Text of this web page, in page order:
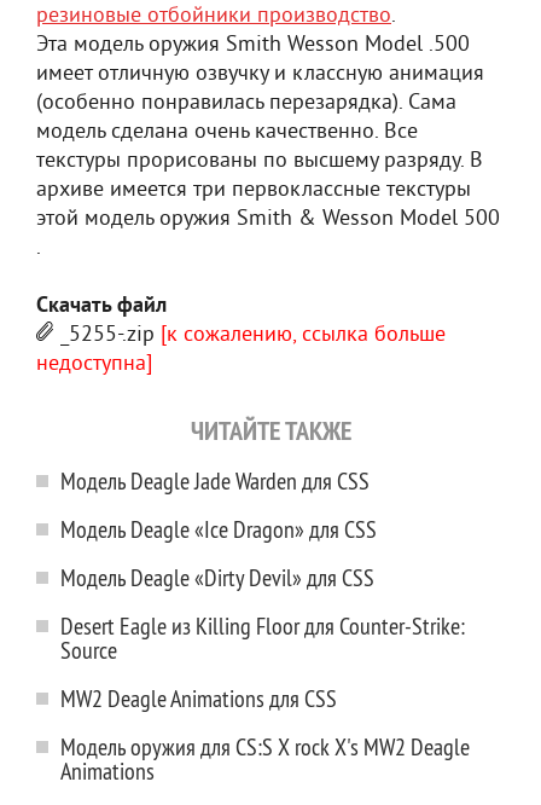
резиновые отбойники производство.
Эта модель оружия Smith Wesson Model .500
имеет отличную озвучку и классную анимация
(особенно понравилась перезарядка). Сама
модель сделана очень качественно. Все
текстуры прорисованы по высшему разряду. В
архиве имеется три первоклассные текстуры
этой модель оружия Smith & Wesson Model 500
.
Скачать файл
_5255-.zip [к сожалению, ссылка больше
недоступна]
ЧИТАЙТЕ ТАКЖЕ
Модель Deagle Jade Warden для CSS
Модель Deagle «Ice Dragon» для CSS
Модель Deagle «Dirty Devil» для CSS
Desert Eagle из Killing Floor для Counter-Strike:
Source
MW2 Deagle Animations для CSS
Модель оружия для CS:S X rock X's MW2 Deagle
Animations